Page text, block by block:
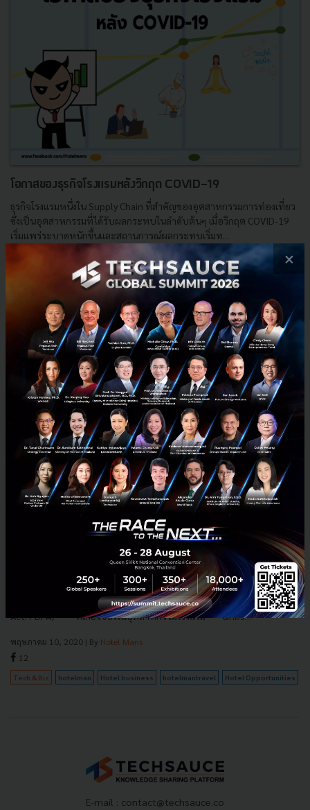
โอกาสของธุรกิจโรงแรมหลังวิกฤต COVID-19
ธุรกิจโรงแรมหนึ่งใน Supply Chain ที่สำคัญของอุตสาหกรรมการท่องเที่ยว
ซึ่งเป็นอุตสาหกรรมที่ได้รับผลกระทบในลำดับต้นๆ เมื่อวิกฤต COVID-19
เริ่มแพร่ระบาดหนักขึ้นและสถานการณ์ผลกระทบเริ่มท...
| By Hotel Mans
Hotel Opportunities
Hotel after covid-19
สาระสำคัญของ PDPA ต่อธุรกิจโรงแรม เมื่อโรงแรมต้องหันมาให้
ความสนใจกับ พ.ร.บ. ฉบับนี้
พ.ร.บ. คุ้มครองข้อมูลส่วนบุคคล พ.ศ. 2562 (Personal Data Protection
Act: PDPA) ที่เกี่ยวข้องในอุตสาหกรรมโรงแรม &nbs...
พฤษภาคม 10, 2020 | By Hotel Mans
12
Tech & Biz hotelman Hotel business hotelmantravel Hotel Opportunities
E-mail : contact@techsauce.co
×